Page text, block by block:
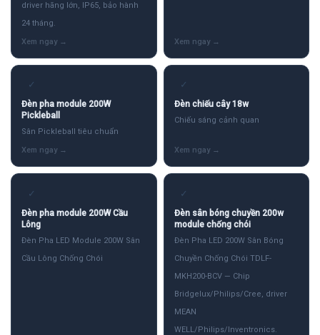
driver hãng lớn, IP65, bảo hành
24 tháng.
✓
Đèn pha module 200W
Pickleball
Sân Pickleball tiêu chuẩn
✓
Đèn chiếu cây 18w
Chiếu sáng cảnh quan
✓
Đèn pha module 200W Cầu
Lông
Đèn Pha LED Module 200W Sân
Cầu Lông Chống Chói
✓
Đèn sân bóng chuyền 200w
module chống chói
Đèn Pha LED 200W Sân Bóng
Chuyền Chống Chói TDLF-
MKH200-BCV — Chip
Bridgelux/Philips/Cree, driver
MEAN
WELL/Philips/Inventronics.